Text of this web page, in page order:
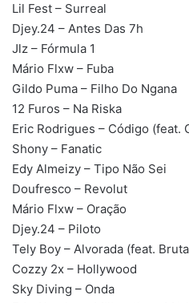
Lil Fest – Surreal
Djey.24 – Antes Das 7h
Jlz – Fórmula 1
Mário Flxw – Fuba
Gildo Puma – Filho Do Ngana
12 Furos – Na Riska
Eric Rodrigues – Código (feat.
Shony – Fanatic
Edy Almeizy – Tipo Não Sei
Doufresco – Revolut
Mário Flxw – Oração
Djey.24 – Piloto
Tely Boy – Alvorada (feat.
Cozzy 2x – Hollywood
Sky Diving – Onda